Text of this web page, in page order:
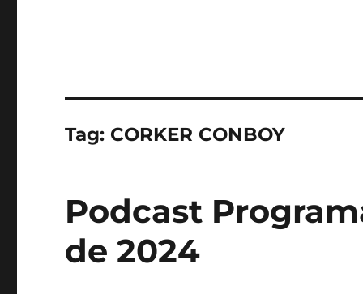
Tag: CORKER CONBOY
Podcast
de 2024